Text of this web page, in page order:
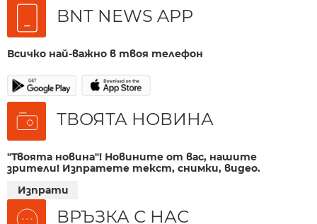
BNT NEWS APP
Всичко най-важно в твоя телефон
ТВОЯТА НОВИНА
"Твоята новина"! Новините от вас, нашите
зрители! Изпратете текст, снимки, видео.
Изпрати
ВРЪЗКА С НАС